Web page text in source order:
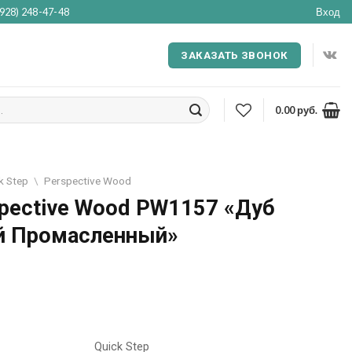
248-47-48 Вход
ЗАКАЗАТЬ ЗВОНОК
0.00руб.
Step \ Perspective Wood
Wood PW1157 «Дуб
Промасленный»
Quick Step